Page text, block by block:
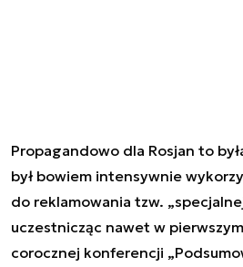
Propagandowo dla Rosjan to
był bowiem intensywnie
do reklamowania tzw.
uczestnicząc nawet w
corocznej konferencji